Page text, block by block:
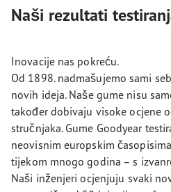
Naši rezultati
Inovacije nas pokreću.
Od 1898. nadmašujemo sami
novih ideja. Naše gume nisu
također dobivaju visoke ocjene
stručnjaka. Gume Goodyear
neovisnim europskim
tijekom mnogo godina – s
Naši inženjeri ocjenjuju svaki